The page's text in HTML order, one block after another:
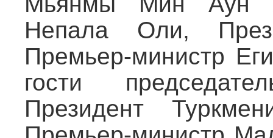
Непала Оли,
Премьер-министр
гости
Президент